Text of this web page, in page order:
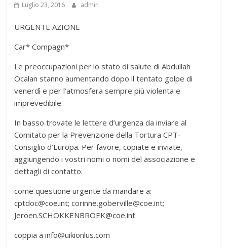
Luglio 23, 2016 admin
URGENTE AZIONE
Car* Compagn*
Le preoccupazioni per lo stato di salute di Abdullah
Ocalan stanno aumentando dopo il tentato golpe di
venerdì e per l’atmosfera sempre più violenta e
imprevedibile.
In basso trovate le lettere d’urgenza da inviare al
Comitato per la Prevenzione della Tortura CPT-
Consiglio d’Europa. Per favore, copiate e inviate,
aggiungendo i vostri nomi o nomi del associazione e
dettagli di contatto.
come questione urgente da mandare a:
cptdoc@coe.int; corinne.goberville@coe.int;
Jeroen.SCHOKKENBROEK@coe.int
coppia a info@uikionlus.com